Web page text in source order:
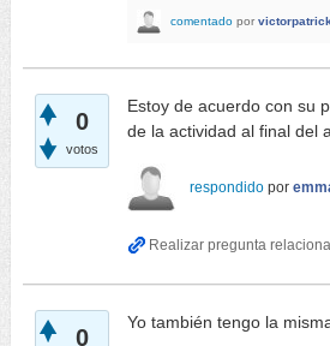
comentado por
0
votos
Estoy de acuerdo con su
de la actividad al final del
respondido por
0
Yo también tengo la